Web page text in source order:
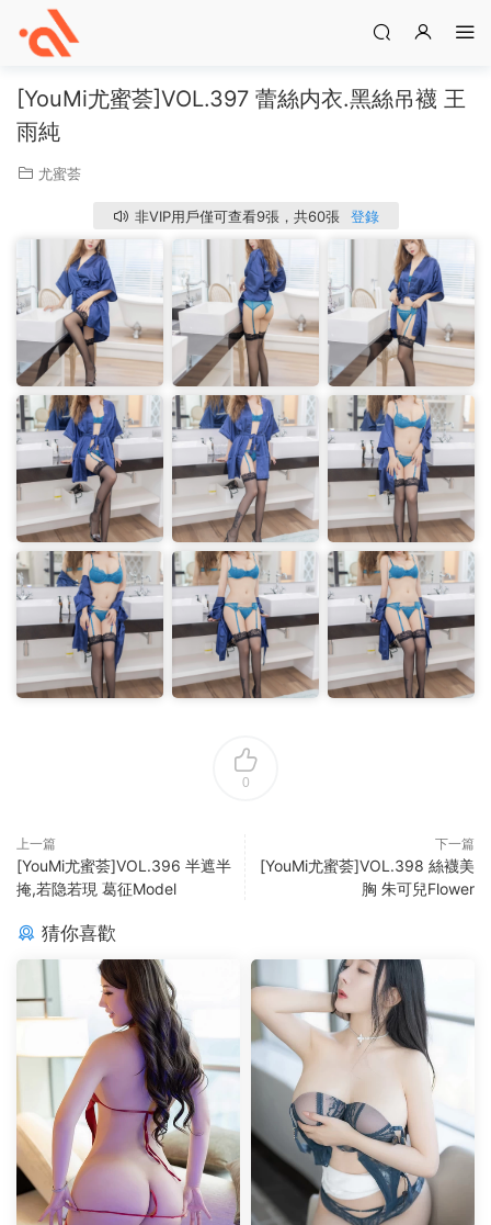
[YouMi尤蜜荟]VOL.397 蕾絲内衣.黑絲吊襪 王
雨純
尤蜜荟
非VIP用戶僅可查看9張，共60張 登錄
0
上一篇
[YouMi尤蜜荟]VOL.396 半遮半
掩,若隐若現 葛征Model
下一篇
[YouMi尤蜜荟]VOL.398 絲襪美
胸 朱可兒Flower
猜你喜歡